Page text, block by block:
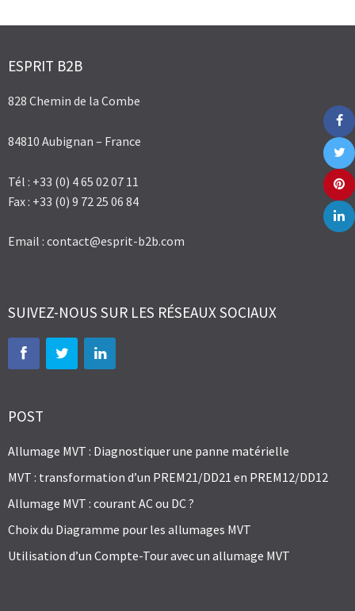
ESPRIT B2B
828 Chemin de la Combe
84810 Aubignan – France
Tél : +33 (0) 4 65 02 07 11
Fax : +33 (0) 9 72 25 06 84
Email : contact@esprit-b2b.com
SUIVEZ-NOUS SUR LES RÉSEAUX SOCIAUX
POST
Allumage MVT : Diagnostiquer une panne matérielle
MVT : transformation d’un PREM21/DD21 en PREM12/DD12
Allumage MVT : courant AC ou DC ?
Choix du Diagramme pour les allumages MVT
Utilisation d’un Compte-Tour avec un allumage MVT